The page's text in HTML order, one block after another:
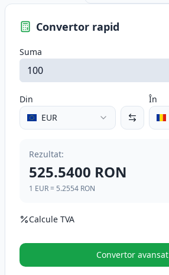
Convertor rapid
Suma
Din
EUR
În
Rezultat:
525.5400 RON
1 EUR= 5.2554 RON
Calcule TVA
Cotă TVA (%)
Convertor avansat